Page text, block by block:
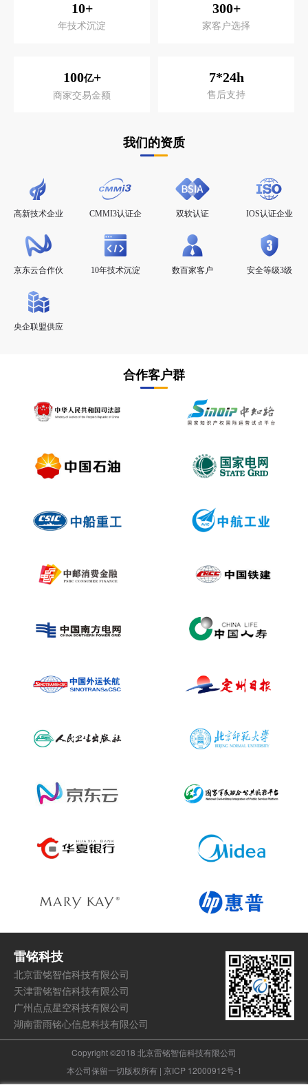
10+
年技术沉淀
300+
家客户选择
100亿+
商家交易金额
7*24h
售后支持
我们的资质
高新技术企业
CMMI3认证企
双软认证 IOS认证企业
京东云合作伙
10年技术沉淀 数百家客户 安全等级3级
央企联盟供应
合作客户群